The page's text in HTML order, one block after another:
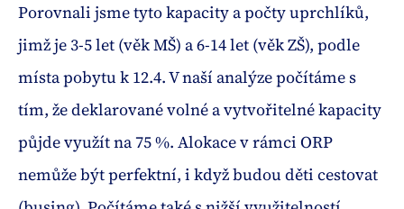
Porovnali jsme tyto kapacity a počty uprchlíků,
jimž je 3-5 let (věk MŠ) a 6-14 let (věk ZŠ), podle
místa pobytu k 12.4. V naší analýze počítáme s
tím, že deklarované volné a vytvořitelné kapacity
půjde využít na 75 %. Alokace v rámci ORP
nemůže být perfektní, i když budou děti cestovat